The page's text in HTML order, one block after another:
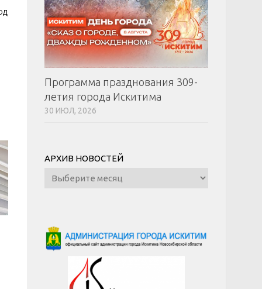
Программа празднования 309-
летия города Искитима
30 ИЮЛ, 2026
АРХИВ НОВОСТЕЙ
Архив
новостей